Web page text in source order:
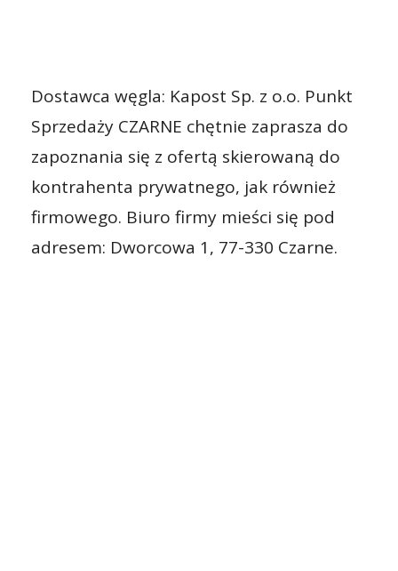
Dostawca węgla: Kapost Sp. z o.o. Punkt
Sprzedaży CZARNE chętnie zaprasza do
zapoznania się z ofertą skierowaną do
kontrahenta prywatnego, jak również
firmowego. Biuro firmy mieści się pod
adresem: Dworcowa 1, 77-330 Czarne.